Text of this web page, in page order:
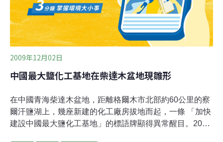
望「輔導代替取締」，只要農民將生雞糞翻耕覆土，就能
減少臭味與蚊蠅，但覆土標準為何？環保局取締標準值怎
麼算？臭味如何採樣？蚊蠅數量如何計算？土壤酸化、
2009年12月02日
中國最大鹽化工基地在柴達木盆地現雛形
在中國青海柴達木盆地，距離格爾木市北部約60公里的察
爾汗鹽湖上，幾座新建的化工廠房拔地而起，一條 「加快
建設中國最大鹽化工基地」的標語牌顯得異常醒目。2005